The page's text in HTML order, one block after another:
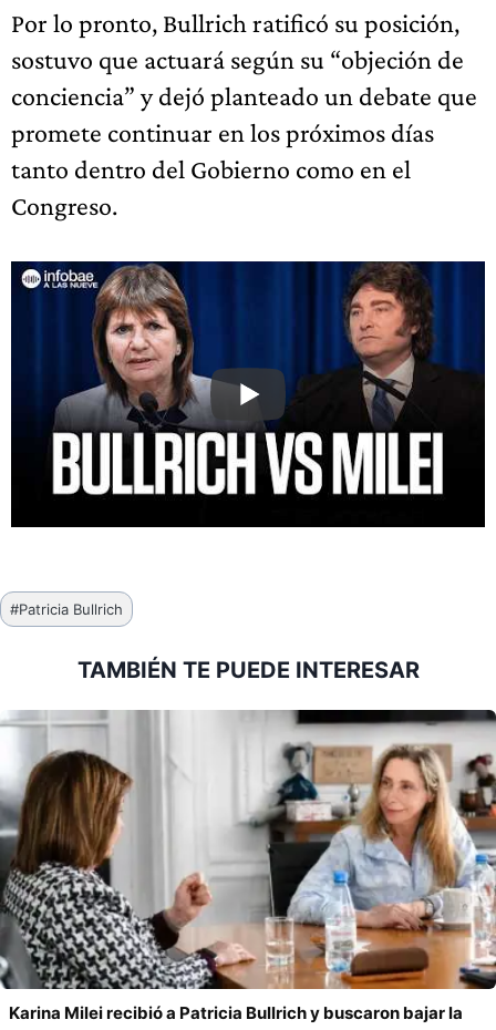
Por lo pronto, Bullrich ratificó su posición,
sostuvo que actuará según su “objeción de
conciencia” y dejó planteado un debate que
promete continuar en los próximos días
tanto dentro del Gobierno como en el
Congreso.
Etiquetas
de
#Patricia Bullrich
TAMBIÉN TE PUEDE INTERESAR
Karina Milei recibió a Patricia Bullrich y buscaron bajar la